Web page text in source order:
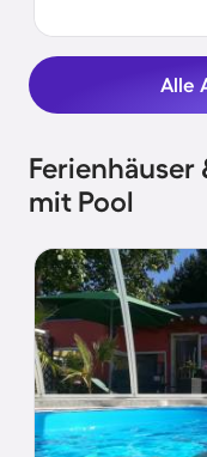
Alle
Ferienhäuser
mit Pool